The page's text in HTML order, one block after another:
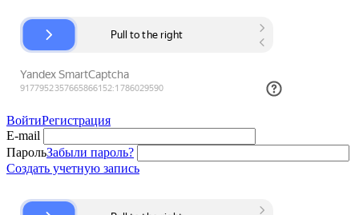
ВойтиРегистрация
E-mail
ПарольЗабыли пароль?
Создать учетную запись